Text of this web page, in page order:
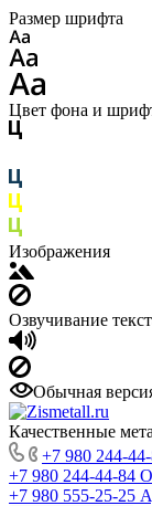
Размер шрифта
Цвет фона и
Изображения
Озвучивание
Обычная
Качественные
+7 980 244-
+7 980 244-44-84
+7 980 555-25-25